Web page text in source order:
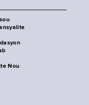
Nou